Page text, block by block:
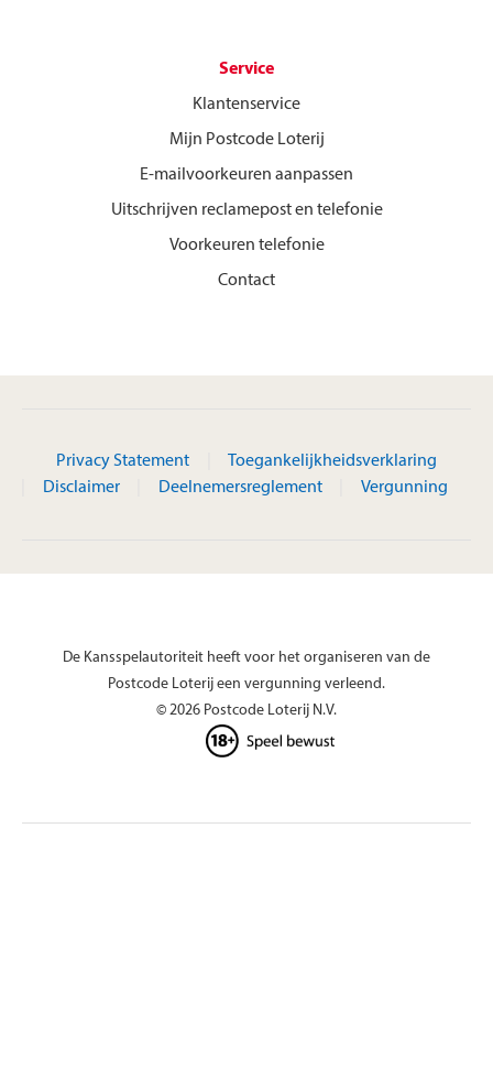
Service
Klantenservice
Mijn Postcode Loterij
E-mailvoorkeuren aanpassen
Uitschrijven reclamepost en telefonie
Voorkeuren telefonie
Contact
Privacy Statement
Toegankelijkheidsverklaring
Disclaimer
Deelnemersreglement Vergunning
De Kansspelautoriteit heeft voor het organiseren van de
Postcode Loterij een vergunning verleend.
© 2026 Postcode Loterij N.V.